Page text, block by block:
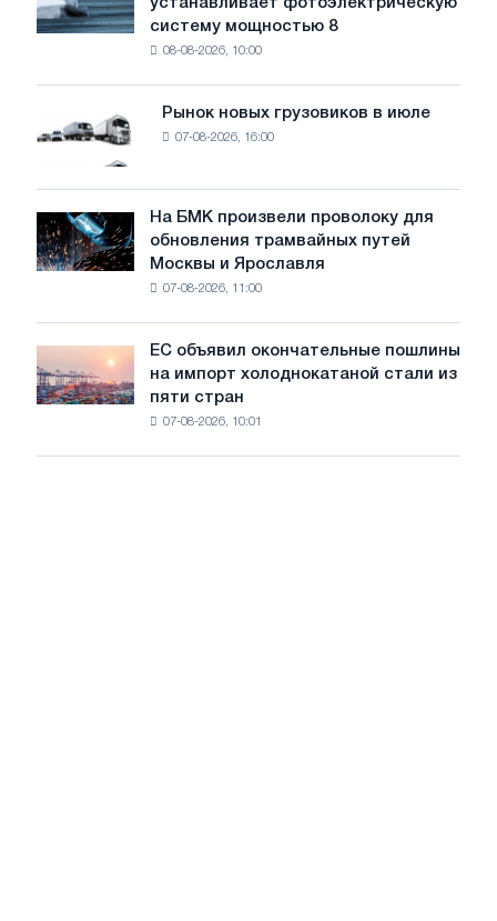
угрожает
безопасности
Rasselstein
устанавливает
фотоэлектрическую
достижения
целей
обезуглероживания
систему мощностью 8
08-08-2026, 10:00
Рынок
новых
грузовиков
в
июле
Рынок новых грузовиков в июле
07-08-2026, 16:00
На
БМК
произвели
трамвайных
путей
Москвы
Ярославля
На БМК произвели проволоку для
обновления трамвайных путей
Москвы и Ярославля
07-08-2026, 11:00
объявил
окончательные
ЕС объявил окончательные пошлины
на импорт холоднокатаной стали из
пяти стран
07-08-2026, 10:01